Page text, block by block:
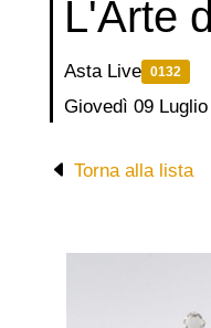
L'Arte
Asta Live 0132
Giovedì 09 Luglio
Torna alla lista